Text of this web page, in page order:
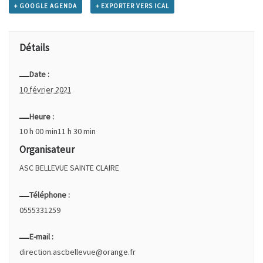
+ GOOGLE AGENDA + EXPORTER VERS ICAL
Détails
Date :
10 février 2021
Heure :
10 h 00 min11 h 30 min
Organisateur
ASC BELLEVUE SAINTE CLAIRE
Téléphone :
0555331259
E-mail :
direction.ascbellevue@orange.fr